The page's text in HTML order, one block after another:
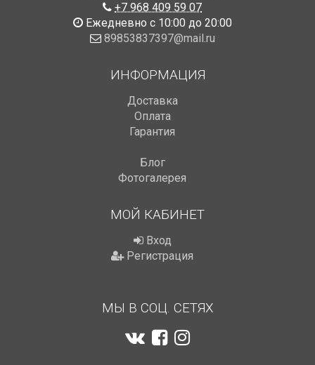
+7 968 409 59 07
Ежедневно с 10:00 до 20:00
89853837397@mail.ru
ИНФОРМАЦИЯ
Доставка
Оплата
Гарантия
Блог
Фотогалерея
МОЙ КАБИНЕТ
Вход
Регистрация
МЫ В СОЦ. СЕТЯХ